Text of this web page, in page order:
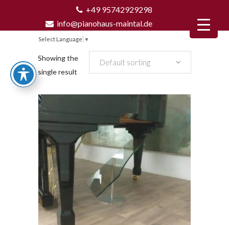
+49 95742929298
info@pianohaus-maintal.de
Select Language ▼
Showing the
single result
Default sorting